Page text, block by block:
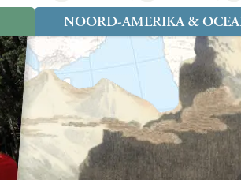
Staten
Griekenland
IJsland
Ierland
Italië
Kaapverdië
Kosovo
Landen
Bangladesh
Bhutan
Cambodja
China
Filipijnen
India
Indochina
NOORD-AMERIKA &
Soort reizen
Rondreis (7)
Familiereis (2)
Landen
Alaska
Australië
Canada
Nieuw-
Soort reizen
Rondreis (18)
Familiereis (9)
Fietsreis (1)
Wandelreis (3)
Cultuur (8)